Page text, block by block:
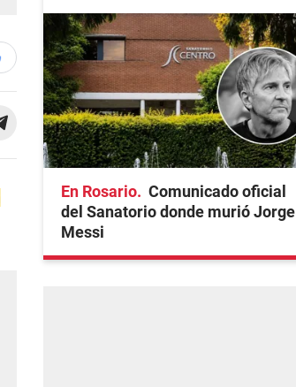
En Rosario
Comunicado oficial
del Sanatorio donde murió Jorge
Messi